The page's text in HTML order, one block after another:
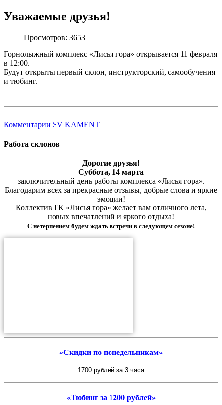
Уважаемые друзья!
Просмотров: 3653
Горнолыжный комплекс «Лисья гора» открывается 11 февраля
в 12:00.
Будут открыты первый склон, инструкторский, самообучения
и тюбинг.
Комментарии SV KAMENT
Работа склонов
Дорогие друзья!
Суббота, 14 марта
заключительный день работы комплекса «Лисья гора».
Благодарим всех за прекрасные отзывы, добрые слова и яркие
эмоции!
Коллектив ГК «Лисья гора» желает вам отличного лета,
новых впечатлений и яркого отдыха!
С нетерпением будем ждать встречи в следующем сезоне!
«Скидки по понедельникам»
1700 рублей за 3 часа
«Тюбинг за 1200 рублей»